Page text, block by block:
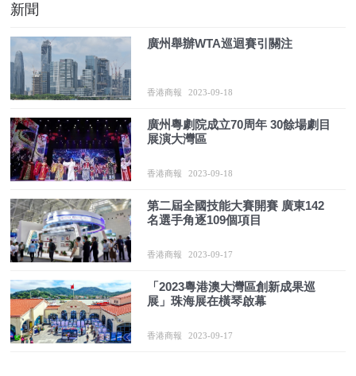
新聞
廣州舉辦WTA巡迴賽引關注
香港商報 2023-09-18
廣州粵劇院成立70周年 30餘場劇目
展演大灣區
香港商報 2023-09-18
第二屆全國技能大賽開賽 廣東142
名選手角逐109個項目
香港商報 2023-09-17
「2023粵港澳大灣區創新成果巡
展」珠海展在橫琴啟幕
香港商報 2023-09-17